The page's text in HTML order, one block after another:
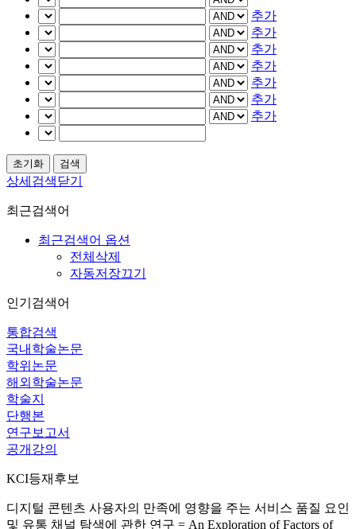
추가
추가
추가
추가
추가
추가
추가
상세검색닫기
최근검색어
최근검색어 옵션
전체삭제
자동저장끄기
인기검색어
통합검색
국내학술논문
학위논문
해외학술논문
학술지
단행본
연구보고서
공개강의
KCI등재후보
디지털 콘텐츠 사용자의 만족에 영향을 주는 서비스 품질 요인
및 유통 채널 탐색에 관한 연구 = An Exploration of Factors of